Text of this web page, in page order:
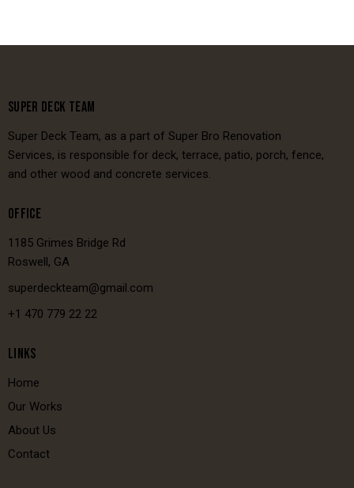
SUPER DECK TEAM
Super Deck Team, as a part of Super Bro Renovation
Services, is responsible for deck, terrace, patio, porch, fence,
and other wood and concrete services.
OFFICE
1185 Grimes Bridge Rd
Roswell, GA
superdeckteam@gmail.com
+1 470 779 22 22
LINKS
Home
Our Works
About Us
Contact